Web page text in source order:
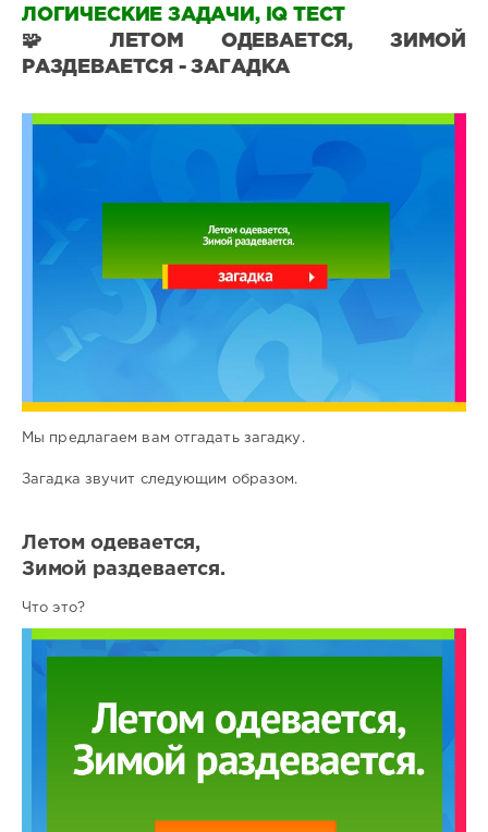
ЛОГИЧЕСКИЕ ЗАДАЧИ, IQ ТЕСТ
🧩 ЛЕТОМ ОДЕВАЕТСЯ, ЗИМОЙ
РАЗДЕВАЕТСЯ - ЗАГАДКА
Мы предлагаем вам отгадать загадку.
Загадка звучит следующим образом.
Летом одевается,
Зимой раздевается.
Что это?